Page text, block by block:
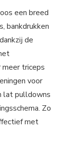
een breed
bankdrukken
de
triceps
voor
lat pulldowns
Zo
met